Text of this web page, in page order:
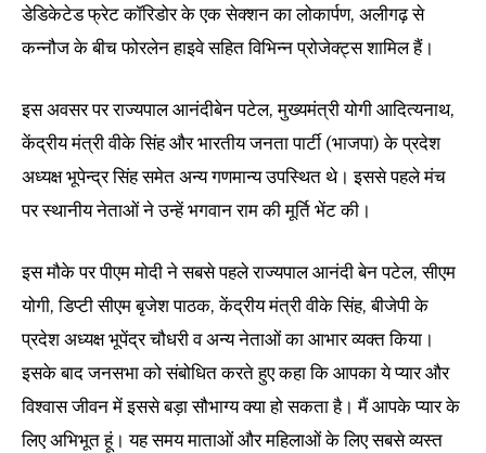
डेडिकेटेड फ्रेट कॉरिडोर के एक सेक्शन का लोकार्पण, अलीगढ़ से
कन्नौज के बीच फोरलेन हाइवे सहित विभिन्न प्रोजेक्ट्स शामिल हैं।
इस अवसर पर राज्यपाल आनंदीबेन पटेल, मुख्यमंत्री योगी आदित्यनाथ,
केंद्रीय मंत्री वीके सिंह और भारतीय जनता पार्टी (भाजपा) के प्रदेश
अध्यक्ष भूपेन्द्र सिंह समेत अन्य गणमान्य उपस्थित थे। इससे पहले मंच
पर स्थानीय नेताओं ने उन्हें भगवान राम की मूर्ति भेंट की।
इस मौके पर पीएम मोदी ने सबसे पहले राज्यपाल आनंदी बेन पटेल, सीएम
योगी, डिप्टी सीएम बृजेश पाठक, केंद्रीय मंत्री वीके सिंह, बीजेपी के
प्रदेश अध्यक्ष भूपेंद्र चौधरी व अन्य नेताओं का आभार व्यक्त किया।
इसके बाद जनसभा को संबोधित करते हुए कहा कि आपका ये प्यार और
विश्वास जीवन में इससे बड़ा सौभाग्य क्या हो सकता है। मैं आपके प्यार के
लिए अभिभूत हूं। यह समय माताओं और महिलाओं के लिए सबसे व्यस्त